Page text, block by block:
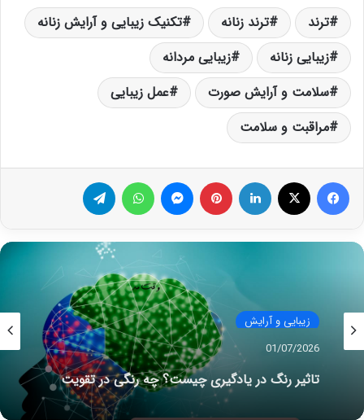
ترند ترند زنانه
تکنیک زیبایی و آرایش زنانه
زیبایی زنانه
زیبایی مردانه
سلامت و آرایش صورت
عمل زیبایی
مراقبت و سلامت
فیس بوک لینکدین ‫پین‌ترست پیام رسان
زیبایی و آرایش
01/07/2026
تاثیر رنگ در یادگیری چیست؟ چه رنگی در تقویت
حافظه، ذهن و یادگیری شما تاثثیر فوق العاده دارد؟